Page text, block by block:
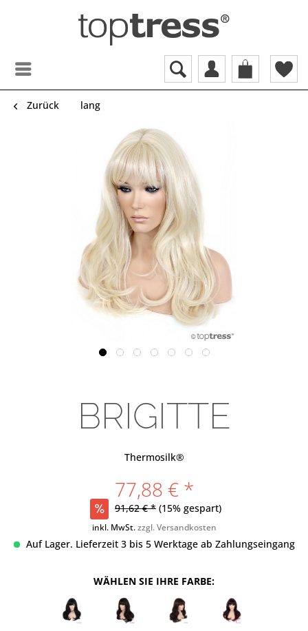
Zurück lang
BRIGITTE
Thermosilk®
77,88 € *
91,62 € * (15% gespart)
inkl. MwSt.zzgl. Versandkosten
Auf Lager. Lieferzeit 3 bis 5 Werktage ab Zahlungseingang
WÄHLEN SIE IHRE FARBE: